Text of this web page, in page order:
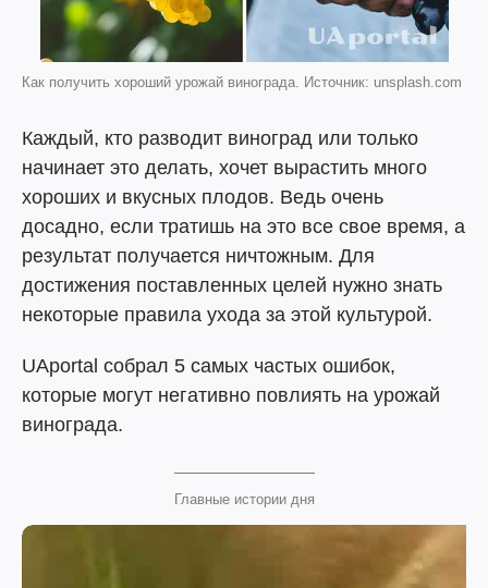
Как получить хороший урожай винограда. Источник: unsplash.com
Каждый, кто разводит виноград или только
начинает это делать, хочет вырастить много
хороших и вкусных плодов. Ведь очень
досадно, если тратишь на это все свое время, а
результат получается ничтожным. Для
достижения поставленных целей нужно знать
некоторые правила ухода за этой культурой.
UAportal собрал 5 самых частых ошибок,
которые могут негативно повлиять на урожай
винограда.
Главные истории дня